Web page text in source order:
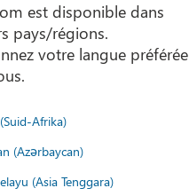
est disponible dans
pays/régions.
votre langue préférée
Afrika)
(Azərbaycan)
(Asia Tenggara)